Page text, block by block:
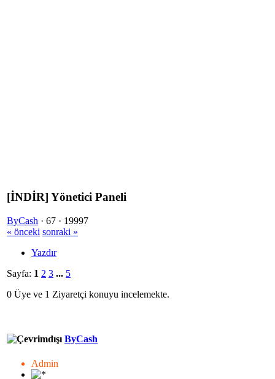
[İNDİR] Yönetici Paneli
ByCash · 67 · 19997
« önceki sonraki »
Yazdır
Sayfa: 1 2 3 ... 5
0 Üye ve 1 Ziyaretçi konuyu incelemekte.
ByCash
Admin